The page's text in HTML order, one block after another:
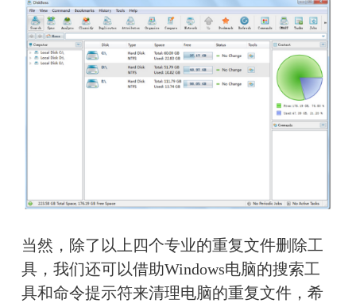
当然，除了以上四个专业的重复文件删除工
具，我们还可以借助Windows电脑的搜索工
具和命令提示符来清理电脑的重复文件，希